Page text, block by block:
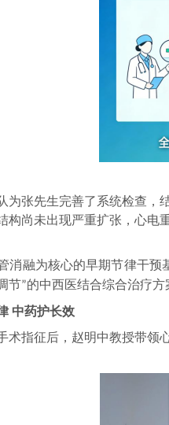
为张先生完善了系统检查
构尚未出现严重扩张，心
消融为核心的早期节律干
节”的中西医结合综合治疗方
中药护长效
术指征后，赵明中教授带领